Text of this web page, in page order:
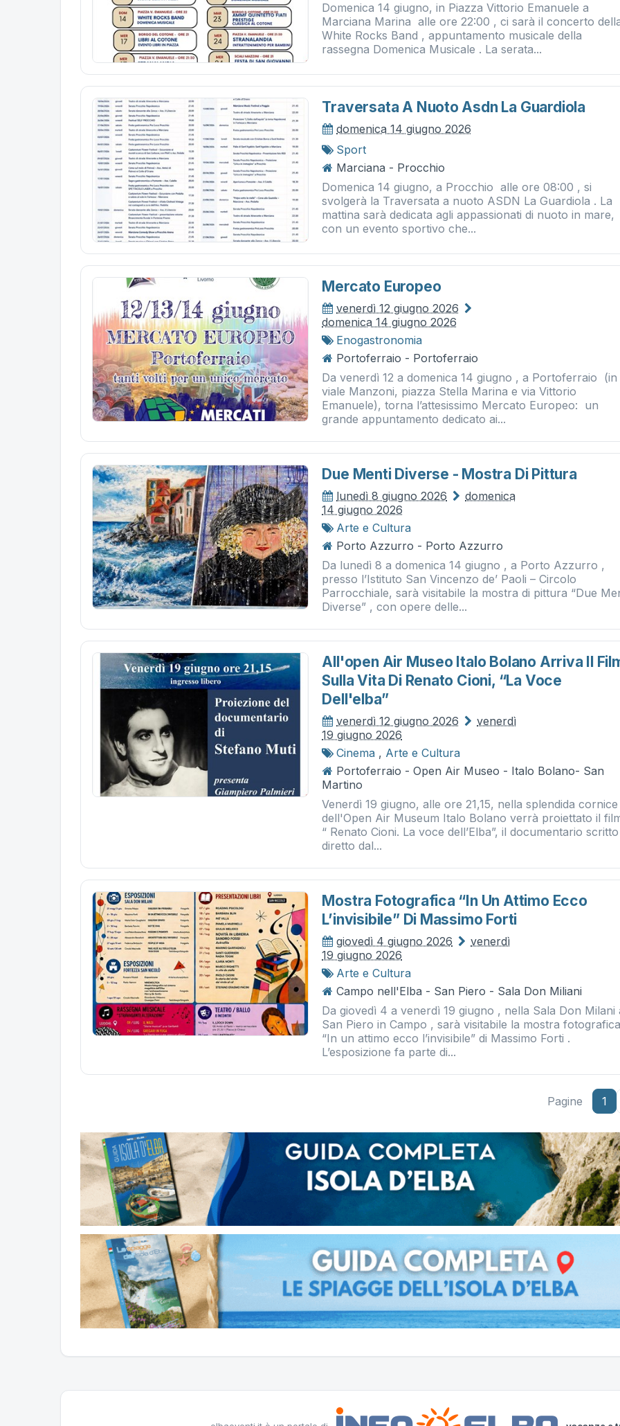
Domenica 14 giugno, in Piazza Vittorio Emanuele a
Marciana Marina alle ore 22:00 , ci sarà il concerto
White Rocks Band , appuntamento musicale della
rassegna Domenica Musicale . La serata...
Traversata A Nuoto Asdn La Guardiola
domenica 14 giugno 2026
Sport
Marciana - Procchio
Domenica 14 giugno, a Procchio alle ore 08:00 , si
svolgerà la Traversata a nuoto ASDN La Guardiola . La
mattina sarà dedicata agli appassionati di nuoto in mare,
con un evento sportivo che...
Mercato Europeo
venerdì 12 giugno 2026
domenica 14 giugno 2026
Enogastronomia
Portoferraio - Portoferraio
Da venerdì 12 a domenica 14 giugno , a Portoferraio (in
viale Manzoni, piazza Stella Marina e via Vittorio
Emanuele), torna l’attesissimo Mercato Europeo: un
grande appuntamento dedicato ai...
Due Menti Diverse - Mostra Di Pittura
lunedì 8 giugno 2026
domenica
14 giugno 2026
Arte e Cultura
Porto Azzurro - Porto Azzurro
Da lunedì 8 a domenica 14 giugno , a Porto Azzurro ,
presso l’Istituto San Vincenzo de’ Paoli – Circolo
Parrocchiale, sarà visitabile la mostra di pittura “Due
Diverse” , con opere delle...
All'open Air Museo Italo Bolano Arriva Il
Sulla Vita Di Renato Cioni, “la Voce
Dell'elba”
venerdì 12 giugno 2026
venerdì
19 giugno 2026
Cinema , Arte e Cultura
Portoferraio - Open Air Museo - Italo Bolano- San
Martino
Venerdì 19 giugno, alle ore 21,15, nella splendida cornice
dell'Open Air Museum Italo Bolano verrà proiettato il
“ Renato Cioni. La voce dell’Elba”, il documentario
diretto dal...
Mostra Fotografica “in Un Attimo Ecco
L’invisibile” Di Massimo Forti
giovedì 4 giugno 2026
venerdì
19 giugno 2026
Arte e Cultura
Campo nell'Elba - San Piero - Sala Don Miliani
Da giovedì 4 a venerdì 19 giugno , nella Sala Don Milani
San Piero in Campo , sarà visitabile la mostra
“In un attimo ecco l’invisibile” di Massimo Forti .
L’esposizione fa parte di...
Pagine 1